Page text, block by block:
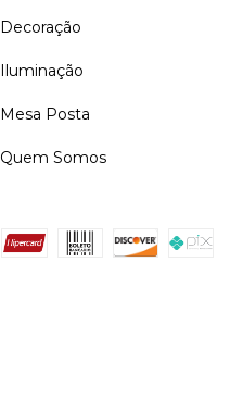
Decoração
Iluminação
Mesa Posta
Quem Somos